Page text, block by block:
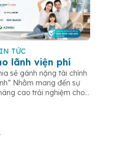
TỨC
lãnh viện phí
sẻ gánh nặng tài chính
Nhằm mang đến sự
cao trải nghiệm cho
TRÌNH BẢO LÃNH